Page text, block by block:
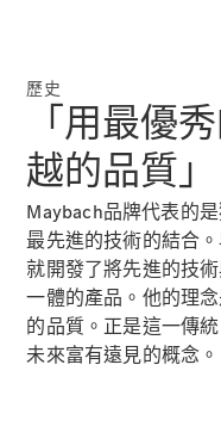
All SUVs
Mercedes-
Maybach
EQS
純電動
GLA
GLB
純電動
GLB
歷史
「用最優
越的品質」
Maybach品牌代表的
最先進的技術的結合
就開發了將先進的技
一體的產品。他的理
的品質。正是這一傳
未來富有遠見的概念。